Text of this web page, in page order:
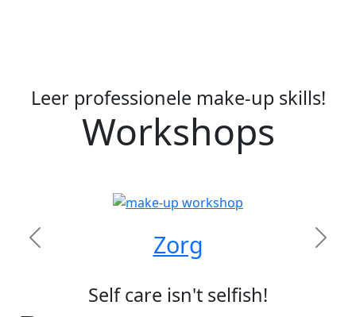
Leer professionele make-up skills!
Workshops
Zorg
Previous Next
Self care isn't selfish!